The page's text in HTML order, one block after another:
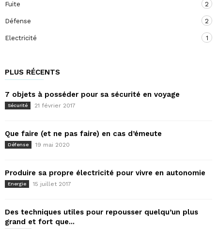
Fuite 2
Défense 2
Electricité 1
PLUS RÉCENTS
7 objets à posséder pour sa sécurité en voyage
Sécurité 21 février 2017
Que faire (et ne pas faire) en cas d’émeute
Défense 19 mai 2020
Produire sa propre électricité pour vivre en autonomie
Energie 15 juillet 2017
Des techniques utiles pour repousser quelqu’un plus
grand et fort que...